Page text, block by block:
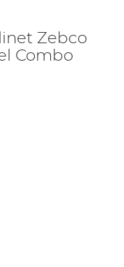
Zebco
Combo